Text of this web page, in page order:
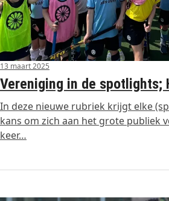
13 maart 2025
Vereniging in de spotlights;
In deze nieuwe rubriek krijgt elke
kans om zich aan het grote publiek
keer…